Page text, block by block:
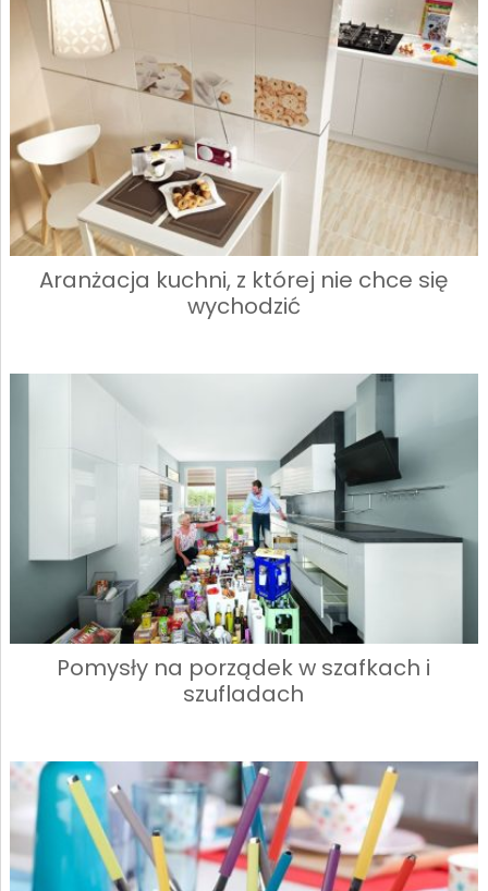
Aranżacja kuchni, z której nie chce się
wychodzić
Pomysły na porządek w szafkach i
szufladach